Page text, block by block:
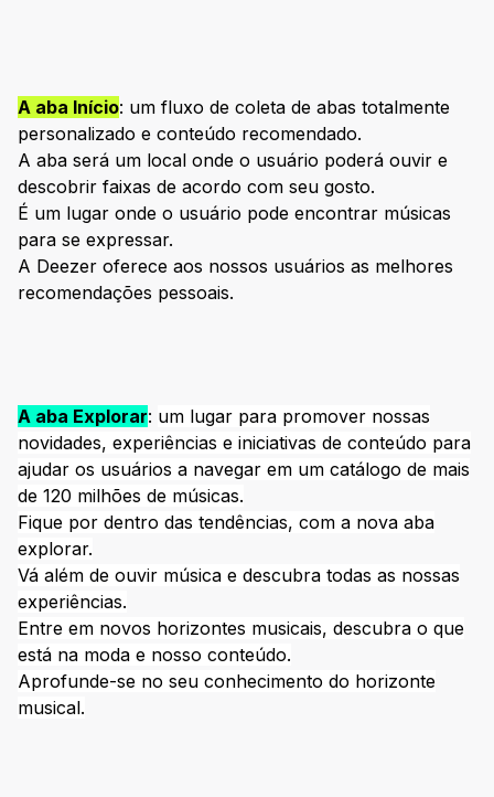
A aba Início: um fluxo de coleta de abas totalmente
personalizado e conteúdo recomendado.
A aba será um local onde o usuário poderá ouvir e
descobrir faixas de acordo com seu gosto.
É um lugar onde o usuário pode encontrar músicas
para se expressar.
A Deezer oferece aos nossos usuários as melhores
recomendações pessoais.
A aba Explorar: um lugar para promover nossas
novidades, experiências e iniciativas de conteúdo para
ajudar os usuários a navegar em um catálogo de mais
de 120 milhões de músicas.
Fique por dentro das tendências, com a nova aba
explorar.
Vá além de ouvir música e descubra todas as nossas
experiências.
Entre em novos horizontes musicais, descubra o que
está na moda e nosso conteúdo.
Aprofunde-se no seu conhecimento do horizonte
musical.